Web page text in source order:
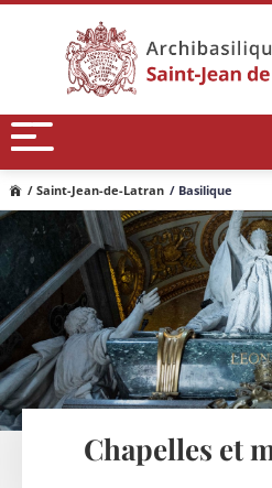
/ Saint-Jean-de-Latran / Basilique
Chapelles et